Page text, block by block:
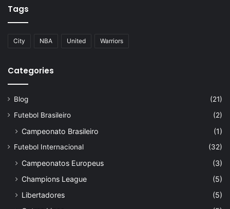
Tags
City NBA United Warriors
Categories
Blog
(21)
Futebol Brasileiro
(2)
Campeonato Brasileiro (1)
Futebol Internacional (32)
Campeonatos Europeus
(3)
Champions League
(5)
Libertadores
(5)